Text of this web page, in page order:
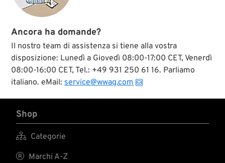
Ancora ha domande?
Il nostro team di assistenza si tiene alla vostra
disposizione: Lunedì a Giovedì 08:00-17:00 CET, Venerdì
08:00-16:00 CET, Tel.: +49 931 250 61 16. Parliamo
italiano. eMail:service@wwag.com
Shop
 Categorie
 Marchi A-Z